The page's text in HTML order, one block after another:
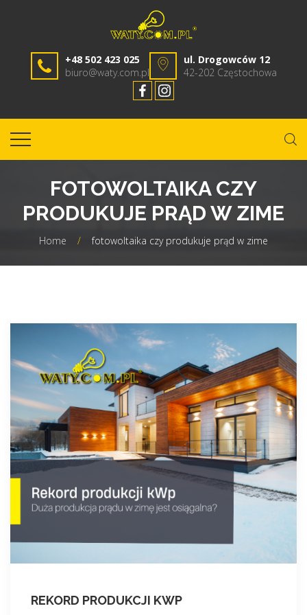
+48 502 423 025
biuro@waty.com.pl
ul. Drogowców 12
42-202 Częstochowa
FOTOWOLTAIKA CZY
PRODUKUJE PRĄD W ZIME
Home / fotowoltaika czy produkuje prąd w zime
REKORD PRODUKCJI KWP